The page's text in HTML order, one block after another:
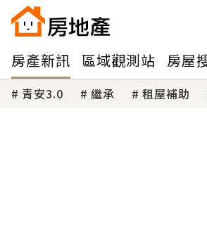
房產新訊 區域觀測站 房屋
青安3.0 繼承 租屋補助